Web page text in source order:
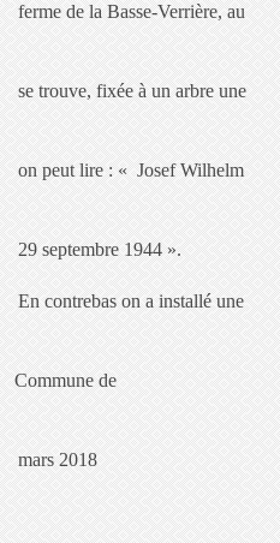
Verrière, au
à un arbre une
Wilhelm
1944 ».
a installé une
de
2018